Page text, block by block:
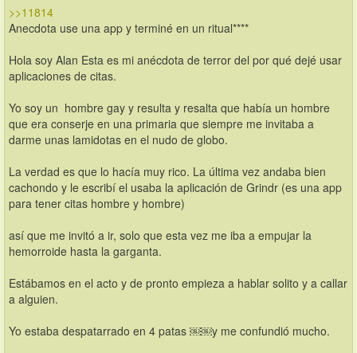
>>11814
Anecdota use una app y terminé en un ritual****
Hola soy Alan Esta es mi anécdota de terror del por qué dejé usar
aplicaciones de citas.
Yo soy un  hombre gay y resulta y resalta que había un hombre
que era conserje en una primaria que siempre me invitaba a
darme unas lamidotas en el nudo de globo.
La verdad es que lo hacía muy rico. La última vez andaba bien
cachondo y le escribí el usaba la aplicación de Grindr (es una app
para tener citas hombre y hombre)
así que me invitó a ir, solo que esta vez me iba a empujar la
hemorroide hasta la garganta.
Estábamos en el acto y de pronto empieza a hablar solito y a callar
a alguien.
Yo estaba despatarrado en 4 patas ￼￼y me confundió mucho.